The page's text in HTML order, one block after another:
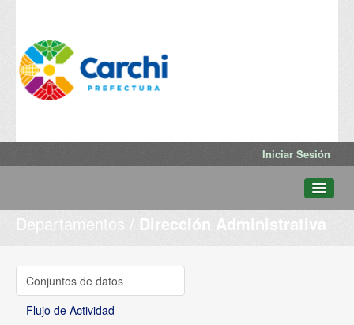
Iniciar Sesión
Conjuntos de datos
Grupos
Qué es Datos Abiertos Carchi
Departamentos Dirección Administrativa
Conjuntos de datos
Flujo de Actividad